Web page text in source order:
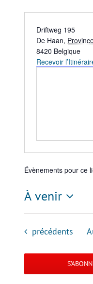
Adresse
Driftweg 195
De Haan,
8420 Belgique
Recevoir
Évènements pour ce
À venir
Sélectionnez
date.
Évènements
précédents